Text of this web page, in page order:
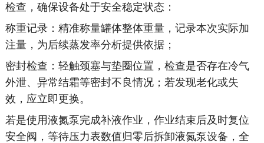
检查，确保设备处于安全稳定状态：
称重记录：精准称量罐体整体重量，记录本次实际加
注量，为后续蒸发率分析提供依据；
密封检查：轻触颈塞与垫圈位置，检查是否存在冷气
外泄、异常结霜等密封不良情况；若发现老化或失
效，应立即更换。
若是使用液氮泵完成补液作业，作业结束后及时复位
安全阀，等待压力表数值归零后拆卸液氮泵设备，全